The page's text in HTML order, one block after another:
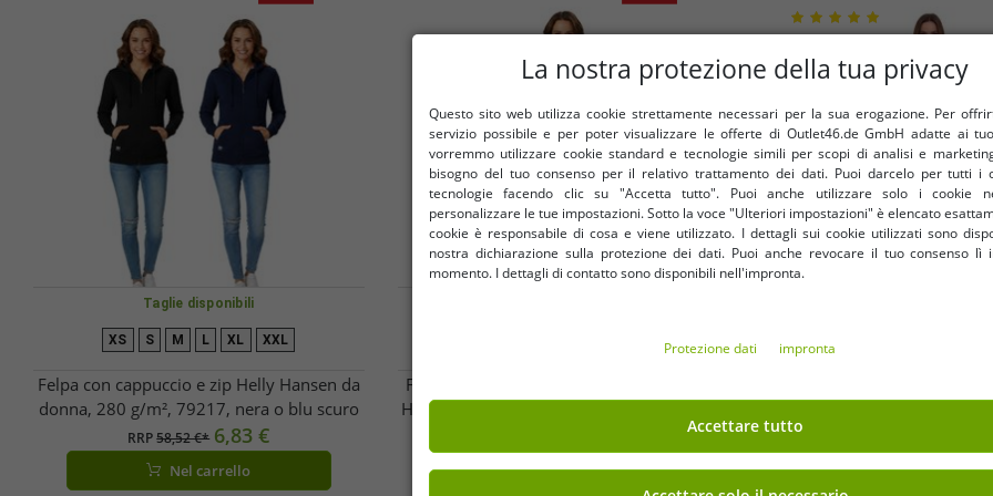
Taglie disponibili
XS S M L XL XXL
Felpa con cappuccio e zip Helly Hansen da
donna, 280 g/m², 79217, nera o blu scuro
RRP58,52 €* 6,83 €
Nel carrello
Felpa con cappuccio e zip da donna Helly
Hansen con tasche, 280 g/m², 79217_990,
Nel carrello
Abito maglione da donna
righe abito in maglia
Nel carrello
La nostra protezione della tua privacy
Questo sito web utilizza cookie strettamente necessari per la sua erogazione. Per
servizio possibile e per poter visualizzare le offerte di Outlet46.de GmbH adatte ai
vorremmo utilizzare cookie standard e tecnologie simili per scopi di analisi e
bisogno del tuo consenso per il relativo trattamento dei dati. Puoi darcelo per tutti i
tecnologie facendo clic su "Accetta tutto". Puoi anche utilizzare solo i cookie
personalizzare le tue impostazioni. Sotto la voce "Ulteriori impostazioni" è elencato
cookie è responsabile di cosa e viene utilizzato. I dettagli sui cookie utilizzati sono
nostra dichiarazione sulla protezione dei dati. Puoi anche revocare il tuo consenso lì
momento. I dettagli di contatto sono disponibili nell'impronta.
Protezione dati impronta
Accettare tutto